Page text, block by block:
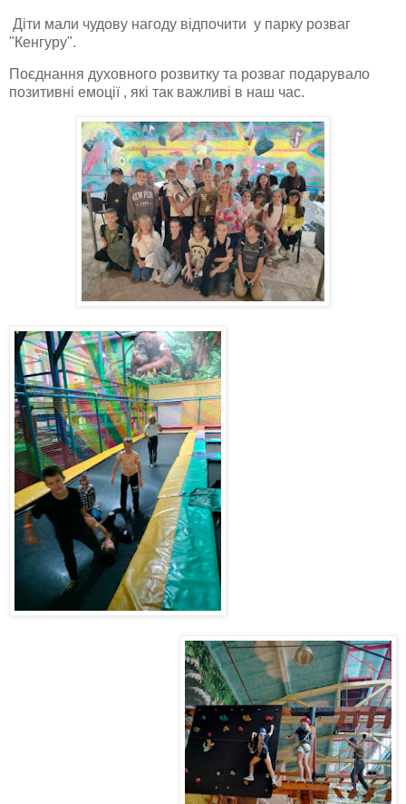
Діти мали чудову нагоду відпочити у парку розваг
"Кенгуру".
Поєднання духовного розвитку та розваг подарувало
позитивні емоції , які так важливі в наш час.